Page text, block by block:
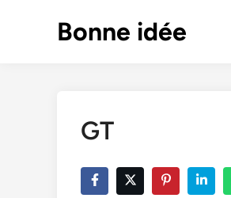
Bonne idée
GT